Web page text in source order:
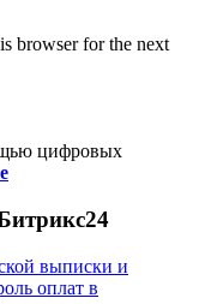
browser for the next
цифровых
выписки и
оплат в